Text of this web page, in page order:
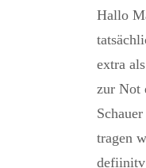
Hallo
extra
zur Not
tragen
defiinitv